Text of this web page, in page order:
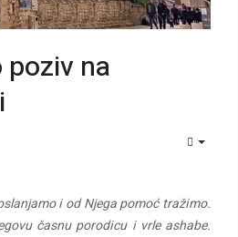
na
iodNjegapomoć tražimo.
časnu porodicu i vrle ashabe.